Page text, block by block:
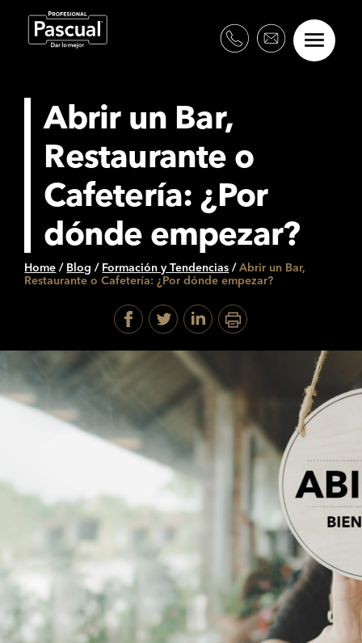
Abrir un Bar,
Restaurante o
Cafetería: ¿Por
dónde empezar?
Home / Blog / Formación y Tendencias /Abrir un Bar,
Restaurante o Cafetería: ¿Por dónde empezar?